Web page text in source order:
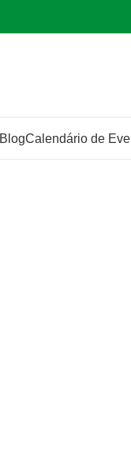
BlogCalendário de